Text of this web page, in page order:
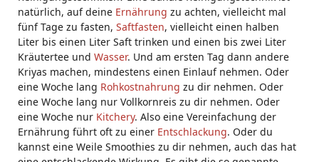
natürlich, auf deine Ernährung zu achten, vielleicht mal
fünf Tage zu fasten, Saftfasten, vielleicht einen halben
Liter bis einen Liter Saft trinken und einen bis zwei Liter
Kräutertee und Wasser. Und am ersten Tag dann andere
Kriyas machen, mindestens einen Einlauf nehmen. Oder
eine Woche lang Rohkostnahrung zu dir nehmen. Oder
eine Woche lang nur Vollkornreis zu dir nehmen. Oder
eine Woche nur Kitchery. Also eine Vereinfachung der
Ernährung führt oft zu einer Entschlackung. Oder du
kannst eine Weile Smoothies zu dir nehmen, auch das hat